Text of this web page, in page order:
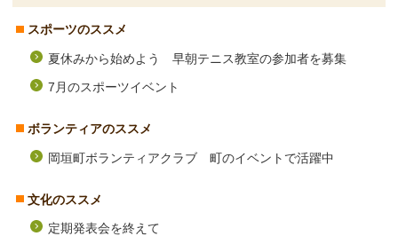
スポーツのススメ
夏休みから始めよう 早朝テニス教室の参加者を募集
7月のスポーツイベント
ボランティアのススメ
岡垣町ボランティアクラブ 町のイベントで活躍中
文化のススメ
定期発表会を終えて